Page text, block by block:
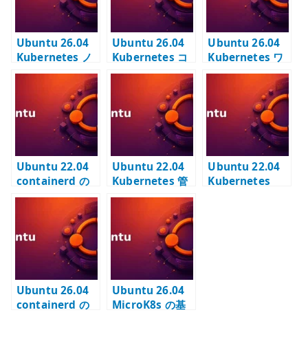
Ubuntu 26.04
Kubernetes ノ
ードの事前準備 –
kubeadm と
APTリポジトリ
を構成する
Ubuntu 26.04
Kubernetes コ
ントロールプレ
ーンの構築 –
kubeadm init
と dual-stack
を扱う
Ubuntu 26.04
Kubernetes ワ
ーカーノードの
kubeadm join
でクラスタへ参
加する
Ubuntu 22.04
containerd の
設定 –
Kubernetes ノ
ード向けに
SystemdCgrou
p を有効化する
Ubuntu 22.04
Kubernetes 管
理ツールのイン
kubectl / Helm
/ calicoctl の使
い分け
Ubuntu 22.04
Kubernetes
Ubuntu 26.04
containerd の
Ubuntu 26.04
MicroK8s の基